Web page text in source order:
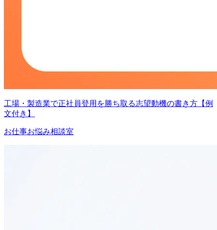
工場・製造業で正社員登用を勝ち取る志望動機の書き方【例
文付き】
お仕事お悩み相談室